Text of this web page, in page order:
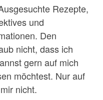
Rezepte,
und
Den
nicht, dass ich
gern auf mich
möchtest. Nur auf
nicht.